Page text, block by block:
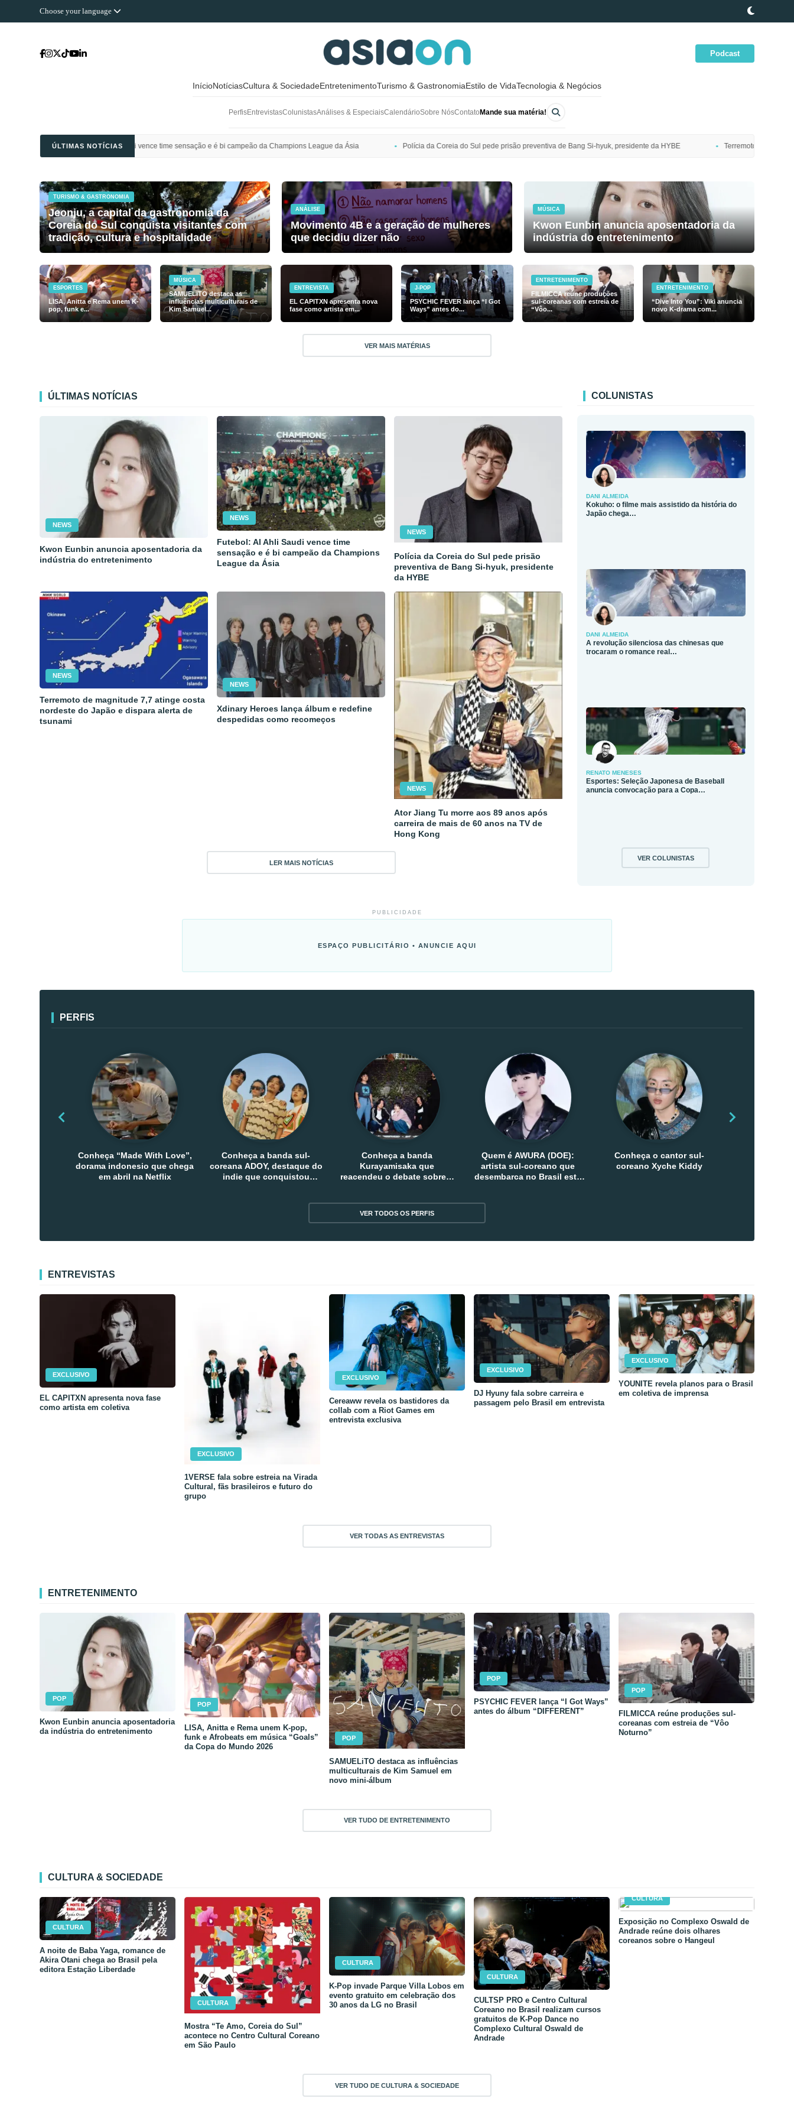
Choose your language
Podcast
InícioNotíciasCultura & SociedadeEntretenimentoTurismo & GastronomiaEstilo de VidaTecnologia & Negócios
PerfisEntrevistasColunistasAnálises & EspeciaisCalendárioSobre NósContato Mande sua matéria!
ÚLTIMAS NOTÍCIAS
Saudi vence time sensação e é bi campeão da Champions League da Ásia Polícia da Coreia do Sul pede prisão preventiva de Bang Si-hyuk, presidente da HYBE Terremoto de magnitude 7,7 atinge costa nordeste do
TURISMO & GASTRONOMIA
Jeonju, a capital da gastronomia da
Coreia do Sul conquista visitantes com
tradição, cultura e hospitalidade
ANÁLISE
Movimento 4B e a geração de mulheres
que decidiu dizer não
MÚSICA
Kwon Eunbin anuncia aposentadoria da
indústria do entretenimento
ESPORTES
LISA, Anitta e Rema unem K-
pop, funk e...
MÚSICA
SAMUELiTO destaca as
influências multiculturais de
Kim Samuel...
ENTREVISTA
EL CAPITXN apresenta nova
fase como artista em...
J-POP
PSYCHIC FEVER lança “I Got
Ways” antes do...
ENTRETENIMENTO
FILMICCA reúne produções
sul-coreanas com estreia de
“Vôo...
ENTRETENIMENTO
“Dive Into You”: Viki anuncia
novo K-drama com...
VER MAIS MATÉRIAS
ÚLTIMAS NOTÍCIAS
NEWS
Kwon Eunbin anuncia aposentadoria da
indústria do entretenimento
NEWS
Futebol: Al Ahli Saudi vence time
sensação e é bi campeão da Champions
League da Ásia
NEWS
Polícia da Coreia do Sul pede prisão
preventiva de Bang Si-hyuk, presidente
da HYBE
NEWS
Terremoto de magnitude 7,7 atinge costa
nordeste do Japão e dispara alerta de
tsunami
NEWS
Xdinary Heroes lança álbum e redefine
despedidas como recomeços
NEWS
Ator Jiang Tu morre aos 89 anos após
carreira de mais de 60 anos na TV de
Hong Kong
LER MAIS NOTÍCIAS
COLUNISTAS
DANI ALMEIDA
Kokuho: o filme mais assistido da história do
Japão chega…
DANI ALMEIDA
A revolução silenciosa das chinesas que
trocaram o romance real…
RENATO MENESES
Esportes: Seleção Japonesa de Baseball
anuncia convocação para a Copa…
VER COLUNISTAS
PUBLICIDADE
ESPAÇO PUBLICITÁRIO • ANUNCIE AQUI
PERFIS
Conheça “Made With Love”,
dorama indonesio que chega
em abril na Netflix
Conheça a banda sul-
coreana ADOY, destaque do
indie que conquistou
Conheça a banda
Kurayamisaka que
reacendeu o debate sobre o
Quem é AWURA (DOE):
artista sul-coreano que
desembarca no Brasil esta
Conheça o cantor sul-
coreano Xyche Kiddy
VER TODOS OS PERFIS
ENTREVISTAS
EXCLUSIVO
EL CAPITXN apresenta nova fase
como artista em coletiva
EXCLUSIVO
1VERSE fala sobre estreia na Virada
Cultural, fãs brasileiros e futuro do
grupo
EXCLUSIVO
Cereaww revela os bastidores da
collab com a Riot Games em
entrevista exclusiva
EXCLUSIVO
DJ Hyuny fala sobre carreira e
passagem pelo Brasil em entrevista
EXCLUSIVO
YOUNITE revela planos para o Brasil
em coletiva de imprensa
VER TODAS AS ENTREVISTAS
ENTRETENIMENTO
POP
Kwon Eunbin anuncia aposentadoria
da indústria do entretenimento
POP
LISA, Anitta e Rema unem K-pop,
funk e Afrobeats em música “Goals”
da Copa do Mundo 2026
POP
SAMUELiTO destaca as influências
multiculturais de Kim Samuel em
novo mini-álbum
POP
PSYCHIC FEVER lança “I Got Ways”
antes do álbum “DIFFERENT”
POP
FILMICCA reúne produções sul-
coreanas com estreia de “Vôo
Noturno”
VER TUDO DE ENTRETENIMENTO
CULTURA & SOCIEDADE
CULTURA
A noite de Baba Yaga, romance de
Akira Otani chega ao Brasil pela
editora Estação Liberdade
CULTURA
Mostra “Te Amo, Coreia do Sul”
acontece no Centro Cultural Coreano
em São Paulo
CULTURA
K-Pop invade Parque Villa Lobos em
evento gratuito em celebração dos
30 anos da LG no Brasil
CULTURA
CULTSP PRO e Centro Cultural
Coreano no Brasil realizam cursos
gratuitos de K-Pop Dance no
Complexo Cultural Oswald de
Andrade
CULTURA
Exposição no Complexo Oswald de
Andrade reúne dois olhares
coreanos sobre o Hangeul
VER TUDO DE CULTURA & SOCIEDADE